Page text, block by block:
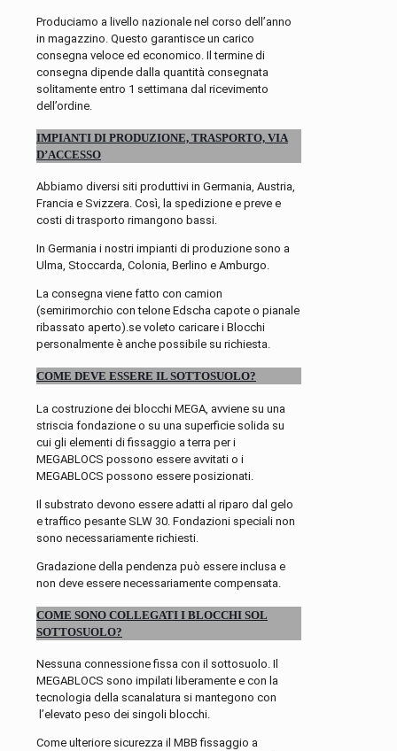
Produciamo a livello nazionale nel corso dell’anno
in magazzino. Questo garantisce un carico
consegna veloce ed economico. Il termine di
consegna dipende dalla quantità consegnata
solitamente entro 1 settimana dal ricevimento
dell’ordine.
IMPIANTI DI PRODUZIONE, TRASPORTO, VIA
D’ACCESSO
Abbiamo diversi siti produttivi in Germania, Austria,
Francia e Svizzera. Così, la spedizione e preve e
costi di trasporto rimangono bassi.
In Germania i nostri impianti di produzione sono a
Ulma, Stoccarda, Colonia, Berlino e Amburgo.
La consegna viene fatto con camion
(semirimorchio con telone Edscha capote o pianale
ribassato aperto).se voleto caricare i Blocchi
personalmente è anche possibile su richiesta.
COME DEVE ESSERE IL SOTTOSUOLO?
La costruzione dei blocchi MEGA, avviene su una
striscia fondazione o su una superficie solida su
cui gli elementi di fissaggio a terra per i
MEGABLOCS possono essere avvitati o i
MEGABLOCS possono essere posizionati.
Il substrato devono essere adatti al riparo dal gelo
e traffico pesante SLW 30. Fondazioni speciali non
sono necessariamente richiesti.
Gradazione della pendenza può essere inclusa e
non deve essere necessariamente compensata.
COME SONO COLLEGATI I BLOCCHI SOL
SOTTOSUOLO?
Nessuna connessione fissa con il sottosuolo. Il
MEGABLOCS sono impilati liberamente e con la
tecnologia della scanalatura si mantegono con
l’elevato peso dei singoli blocchi.
Come ulteriore sicurezza il MBB fissaggio a